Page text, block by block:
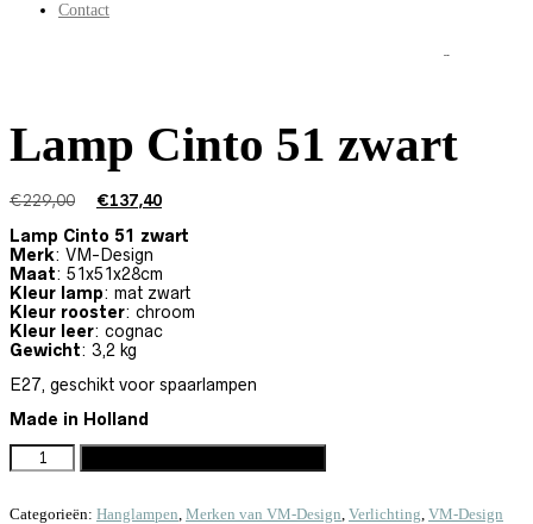
Contact
Lamp Cinto 51 zwart
€229,00
Oorspronkelijke
was:
€229,00.
€137,40
is:
Lamp Cinto 51 zwart
Merk: VM-Design
Maat: 51x51x28cm
Kleur lamp: mat zwart
Kleur rooster: chroom
Kleur leer: cognac
Gewicht: 3,2 kg
E27, geschikt voor spaarlampen
Made in Holland
LAMP CINTO 51 ZWART AANTAL
Categorieën: Hanglampen, Merken van VM-Design, Verlichting, VM-Design